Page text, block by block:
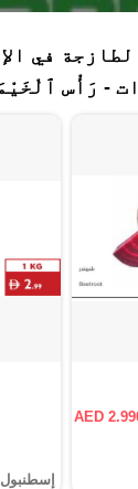
في
- رَأْس
AED